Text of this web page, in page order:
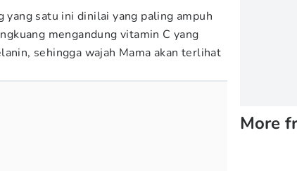
yang satu ini dinilai yang paling ampuh
mengandung vitamin C yang
sehingga wajah Mama akan terlihat
More